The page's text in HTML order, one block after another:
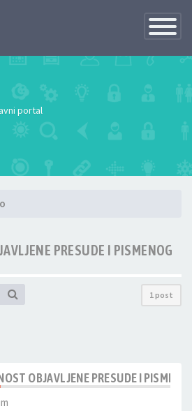
Toggle
portal
PRESUDE I PISMENOG
1 post
OBJAVLJENE PRESUDE I